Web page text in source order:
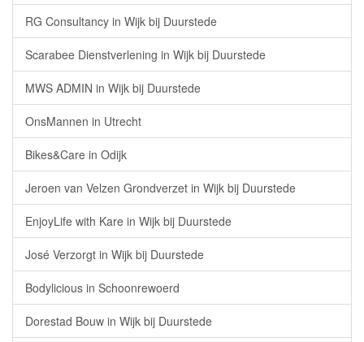
RG Consultancy in Wijk bij Duurstede
Scarabee Dienstverlening in Wijk bij Duurstede
MWS ADMIN in Wijk bij Duurstede
OnsMannen in Utrecht
Bikes&Care in Odijk
Jeroen van Velzen Grondverzet in Wijk bij Duurstede
EnjoyLife with Kare in Wijk bij Duurstede
José Verzorgt in Wijk bij Duurstede
Bodylicious in Schoonrewoerd
Dorestad Bouw in Wijk bij Duurstede